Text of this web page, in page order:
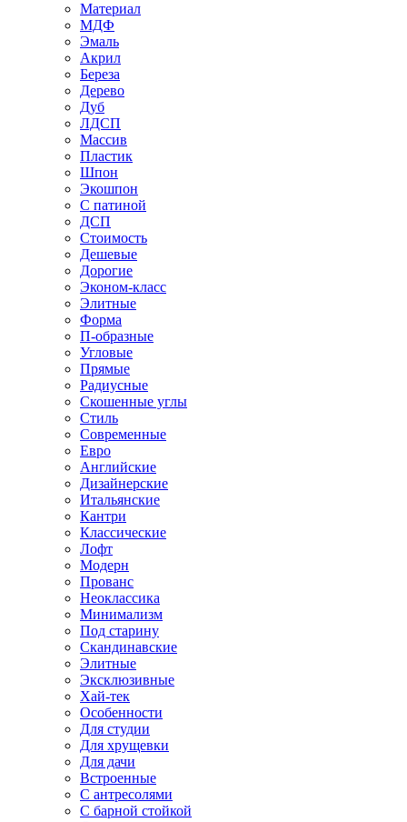
Материал
МДФ
Эмаль
Акрил
Береза
Дерево
Дуб
ЛДСП
Массив
Пластик
Шпон
Экошпон
С патиной
ДСП
Стоимость
Дешевые
Дорогие
Эконом-класс
Элитные
Форма
П-образные
Угловые
Прямые
Радиусные
Скошенные углы
Стиль
Современные
Евро
Английские
Дизайнерские
Итальянские
Кантри
Классические
Лофт
Модерн
Прованс
Неоклассика
Минимализм
Под старину
Скандинавские
Элитные
Эксклюзивные
Хай-тек
Особенности
Для студии
Для хрущевки
Для дачи
Встроенные
С антресолями
С барной стойкой